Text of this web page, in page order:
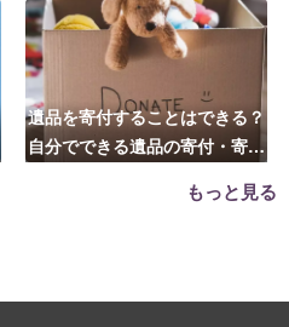
遺品を寄付することはできる？
自分でできる遺品の寄付・寄贈
もっと見る